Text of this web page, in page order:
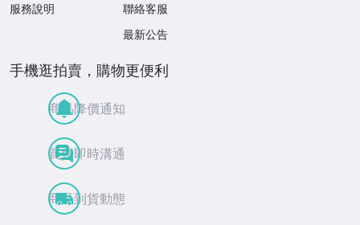
服務說明
聯絡客服
最新公告
手機逛拍賣，購物更便利
商品降價通知
買賣即時溝通
商品到貨動態